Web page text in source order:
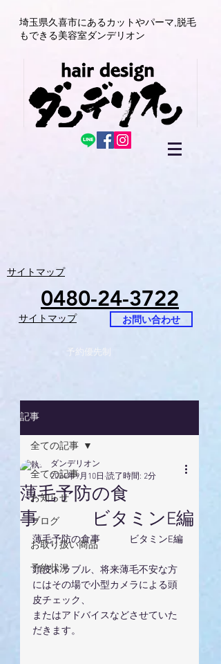
埼玉県久喜市にあるカットやパーマ, 脱毛
もできる美容室ダンデリオン
サイトマップ
0480-24-3722
サイトマップ お問い合わせ
予約優先制
記事
全ての記事
お知らせ
ブログ
お取り扱い商品
予約状況
全ての記事
薄毛予防の食
事 ビタミンE編
ダンデリオン
2024年9月10日 読了時間: 2分
薄毛予防の食事　　　ビタミンE編
頭皮トラブル、将来薄毛不安な方
にはその場で小型カメラによる頭
皮チェック、
またはアドバイスなどさせていた
だきます。